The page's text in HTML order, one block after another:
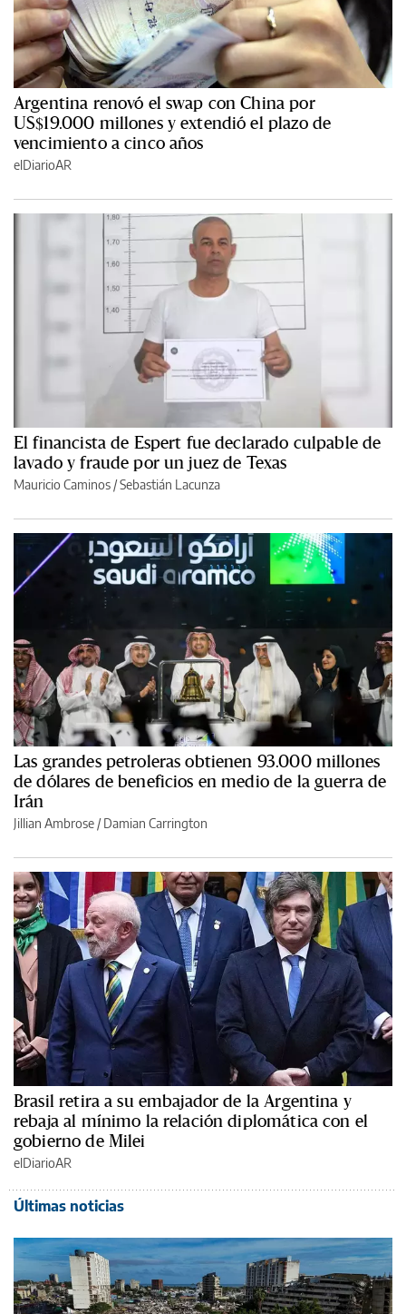
Argentina renovó el swap con China por
US$19.000 millones y extendió el plazo de
vencimiento a cinco años
elDiarioAR
El financista de Espert fue declarado culpable de
lavado y fraude por un juez de Texas
Mauricio Caminos /Sebastián Lacunza
Las grandes petroleras obtienen 93.000 millones
de dólares de beneficios en medio de la guerra de
Irán
Jillian Ambrose / Damian Carrington
Brasil retira a su embajador de la Argentina y
rebaja al mínimo la relación diplomática con el
gobierno de Milei
elDiarioAR
Últimas noticias